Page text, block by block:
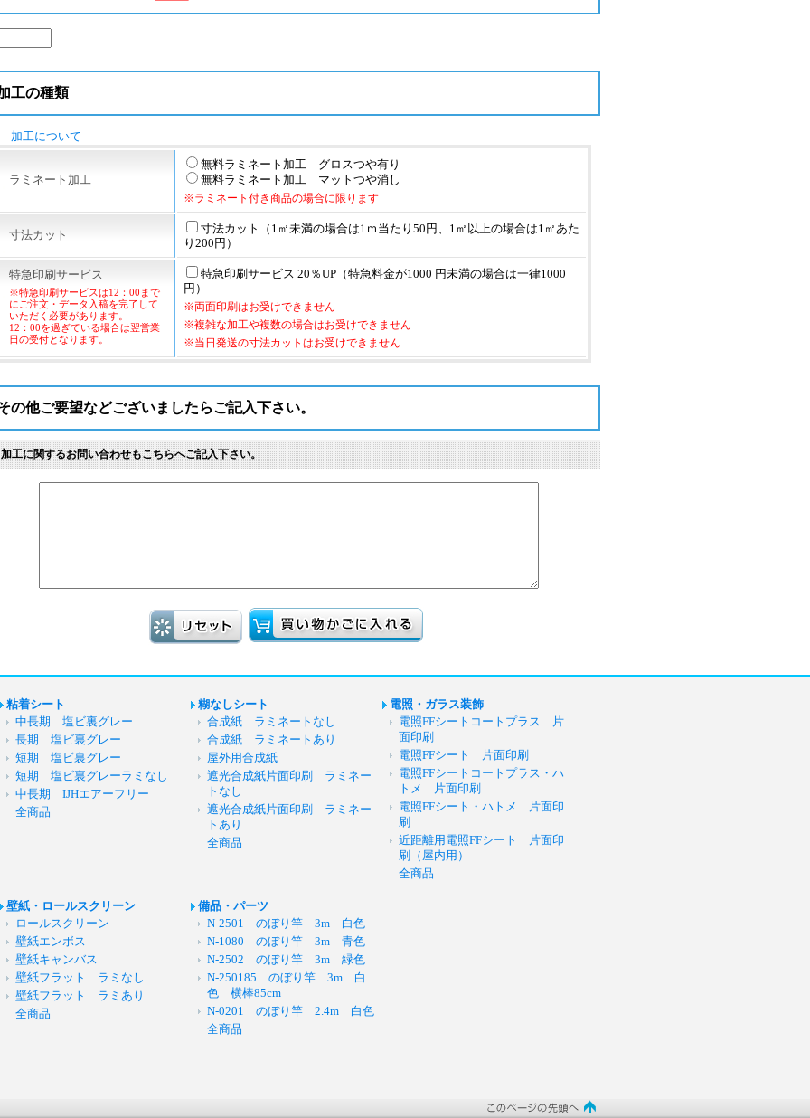
工の種類
加工について
ラミネート加工
無料ラミネート加工 グロスつや有り
無料ラミネート加工 マットつや消し
※ラミネート付き商品の場合に限ります
寸法カット
寸法カット（1㎡未満の場合は1ｍ当たり50円、1㎡以上の場合は1㎡あた
り200円）
特急印刷サービス
※特急印刷サービスは12：00まで
にご注文・データ入稿を完了して
いただく必要があります。
12：00を過ぎている場合は翌営業
日の受付となります。
特急印刷サービス 20％UP（特急料金が1000 円未満の場合は一律1000
円）
※両面印刷はお受けできません
※複雑な加工や複数の場合はお受けできません
※当日発送の寸法カットはお受けできません
の他ご要望などございましたらご記入下さい。
工に関するお問い合わせもこちらへご記入下さい。
粘着シート
中長期 塩ビ裏グレー
長期 塩ビ裏グレー
短期 塩ビ裏グレー
短期 塩ビ裏グレーラミなし
中長期 IJHエアーフリー
全商品
糊なしシート
合成紙 ラミネートなし
合成紙 ラミネートあり
屋外用合成紙
遮光合成紙片面印刷 ラミネー
トなし
遮光合成紙片面印刷 ラミネー
トあり
全商品
電照・ガラス装飾
電照FFシートコートプラス 片
面印刷
電照FFシート 片面印刷
電照FFシートコートプラス・ハ
トメ 片面印刷
電照FFシート・ハトメ 片面印
刷
近距離用電照FFシート 片面印
刷（屋内用）
全商品
壁紙・ロールスクリーン
ロールスクリーン
壁紙エンボス
壁紙キャンバス
壁紙フラット ラミなし
壁紙フラット ラミあり
全商品
備品・パーツ
N-2501 のぼり竿 3m 白色
N-1080 のぼり竿 3m 青色
N-2502 のぼり竿 3m 緑色
N-250185 のぼり竿 3m 白
色 横棒85cm
N-0201 のぼり竿 2.4m 白色
全商品